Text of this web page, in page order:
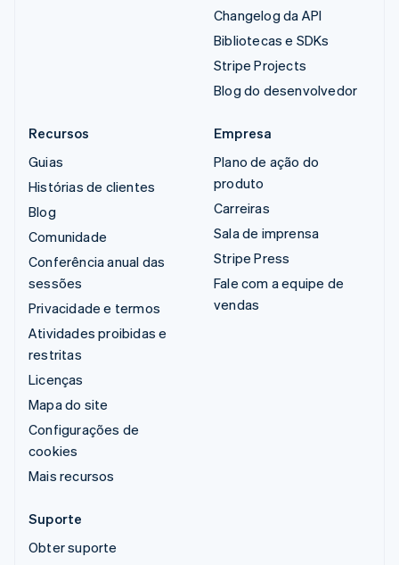
Changelog da API
Bibliotecas e SDKs
Stripe Projects
Blog do desenvolvedor
Recursos
Guias
Histórias de clientes
Blog
Comunidade
Conferência anual das
sessões
Privacidade e termos
Atividades proibidas e
restritas
Licenças
Mapa do site
Configurações de
cookies
Mais recursos
Empresa
Plano de ação do
produto
Carreiras
Sala de imprensa
Stripe Press
Fale com a equipe de
vendas
Suporte
Obter suporte